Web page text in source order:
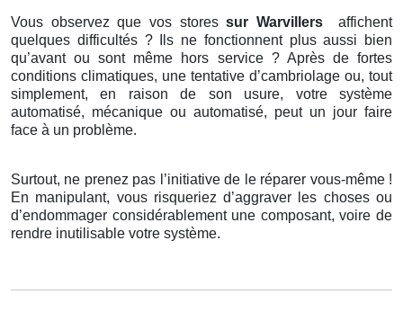
Vous observez que vos storessur Warvillers
affichent
quelques difficultés ? Ils ne fonctionnent plus aussi bien
qu’avant ou sont même hors service ? Après de fortes
conditions climatiques, une tentative d’cambriolage ou, tout
simplement, en raison de son usure, votre système
automatisé, mécanique ou automatisé, peut un jour faire
face à un problème.
Surtout, ne prenez pas l’initiative de le réparer vous-même !
En manipulant, vous risqueriez d’aggraver les choses ou
d’endommager considérablement une composant, voire de
rendre inutilisable votre système.